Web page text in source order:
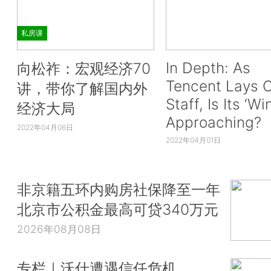
私房课
向松祚：宏观经济70
讲，带你了解国内外
经济大局
2022年04月06日
In Depth: As
Tencent Lays
Staff, Is Its
Approaching?
2022年04月01日
非京籍五环内购房社保降至一年
北京市公积金最高可贷340万元
2026年08月08日